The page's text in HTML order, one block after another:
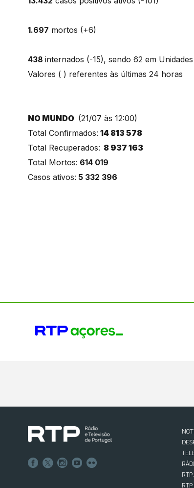
1.697 mortos (+6)
438 internados (-15), sendo 62 em
Valores ( ) referentes às últimas 24 horas
NO MUNDO (21/07 às 12:00)
Total Confirmados: 14 813 578
Total Recuperados: 8 937 163
Total Mortos: 614 019
Casos ativos: 5 332 396